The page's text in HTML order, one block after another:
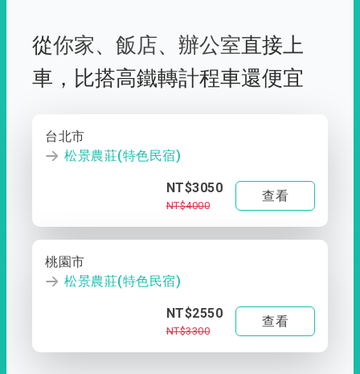
從你家、 飯店、 辦公室直接上
車， 比搭高鐵轉計程車還便宜
台北市
松景農莊(特色民宿)
NT$3050
NT$4000
查看
桃園市
松景農莊(特色民宿)
NT$2550
NT$3300
查看